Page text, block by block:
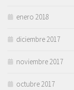
enero 2018
diciembre 2017
noviembre 2017
octubre 2017